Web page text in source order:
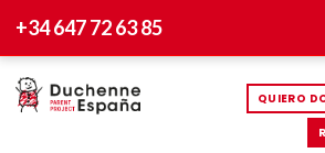
+34 647 72 63 85
QUIERO